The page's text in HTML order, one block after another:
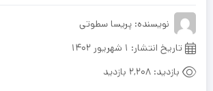
نویسنده: پریسا سطوتی
تاریخ انتشار: ۱ شهریور ۱۴۰۲
بازدید: 2,208 بازدید